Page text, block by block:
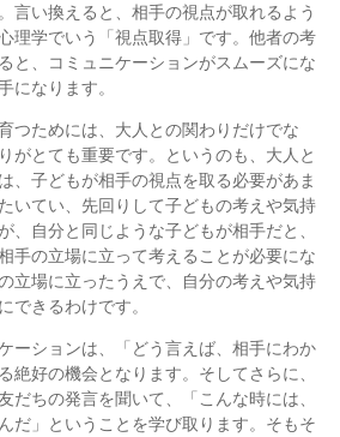
言い換えると、相手の視点が取れるよう
理学でいう「視点取得」です。他者の考
と、コミュニケーションがスムーズにな
になります。
つためには、大人との関わりだけでな
がとても重要です。というのも、大人と
、子どもが相手の視点を取る必要があま
いてい、先回りして子どもの考えや気持
、自分と同じような子どもが相手だと、
手の立場に立って考えることが必要にな
立場に立ったうえで、自分の考えや気持
できるわけです。
ーションは、「どう言えば、相手にわか
絶好の機会となります。そしてさらに、
だちの発言を聞いて、「こんな時には、
だ」ということを学び取ります。そもそ